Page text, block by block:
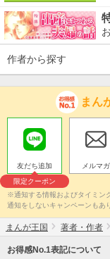
作者から探す
まん
友だち追加
限定クーポン
メルマガ
※通知する情報およびタイミン
通知をしないキャンペーンもあ
まんが王国 著者・作者
お得感No.1表記について